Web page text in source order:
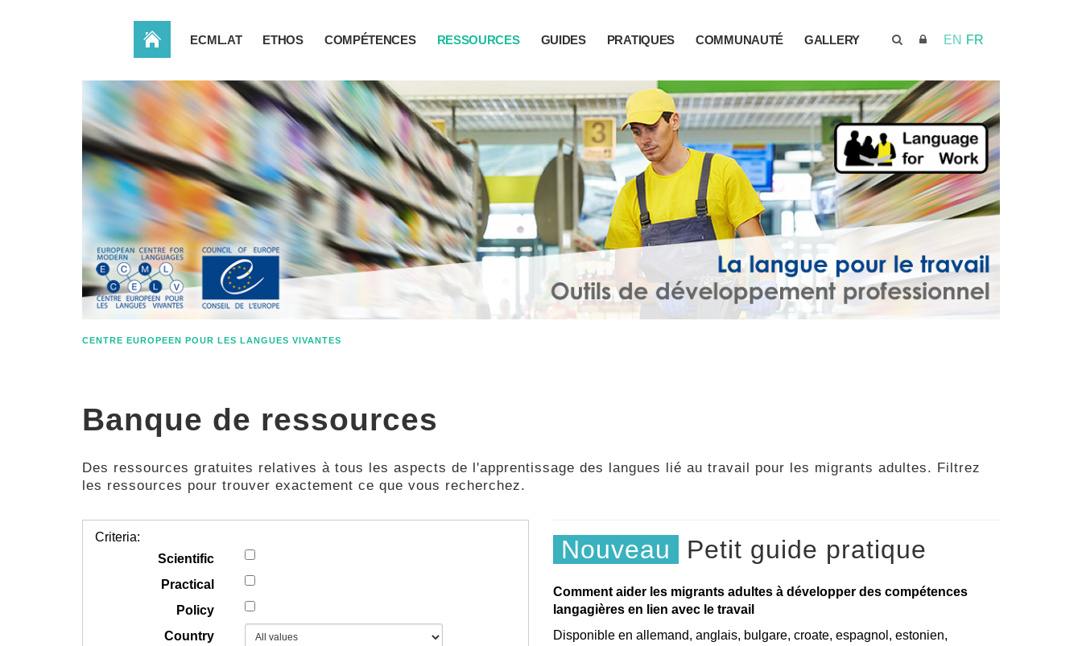
EN FR
ACCUEIL ECML.AT ETHOS COMPÉTENCES RESSOURCES GUIDES PRATIQUES COMMUNAUTÉ GALLERY
CENTRE EUROPEEN POUR LES LANGUES VIVANTES
Banque de ressources
Des ressources gratuites relatives à tous les aspects de l'apprentissage des langues lié au travail pour les migrants adultes. Filtrez
les ressources pour trouver exactement ce que vous recherchez.
Criteria:
Scientific
Practical
Policy
Country
Nouveau Petit guide pratique
Comment aider les migrants adultes à développer des compétences
langagières en lien avec le travail
Disponible en allemand, anglais, bulgare, croate, espagnol, estonien,